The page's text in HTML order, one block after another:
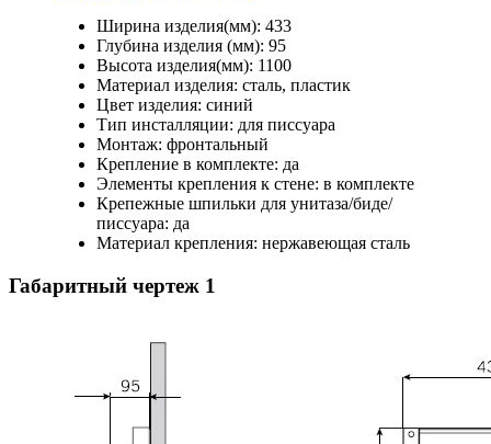
Ширина изделия(мм): 433
Глубина изделия (мм): 95
Высота изделия(мм): 1100
Материал изделия: сталь, пластик
Цвет изделия: синий
Тип инсталляции: для писсуара
Монтаж: фронтальный
Крепление в комплекте: да
Элементы крепления к стене: в комплекте
Крепежные шпильки для унитаза/биде/
писсуара: да
Материал крепления: нержавеющая сталь
Габаритный чертеж 1